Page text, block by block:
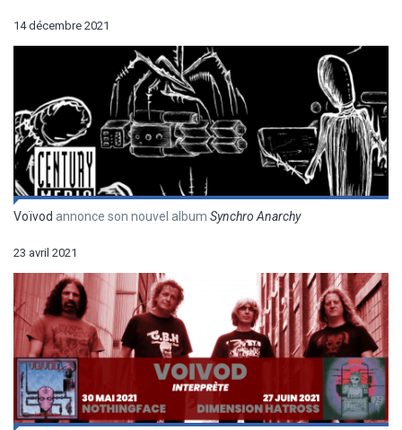
14 décembre 2021
Voïvod annonce son nouvel album Synchro Anarchy
23 avril 2021